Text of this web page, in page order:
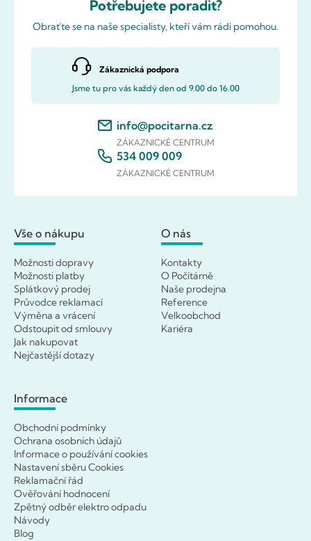
Potřebujete poradit?
Obraťte se na naše specialisty, kteří vám rádi pomohou.
Zákaznická podpora
Jsme tu pro vás každý den od 9.00 do 16.00
info@pocitarna.cz
ZÁKAZNICKÉ CENTRUM
534 009 009
ZÁKAZNICKÉ CENTRUM
Vše o nákupu
Možnosti dopravy
Možnosti platby
Splátkový prodej
Průvodce reklamací
Výměna a vrácení
Odstoupit od smlouvy
Jak nakupovat
Nejčastější dotazy
O nás
Kontakty
O Počítárně
Naše prodejna
Reference
Velkoobchod
Kariéra
Informace
Obchodní podmínky
Ochrana osobních údajů
Informace o používání cookies
Nastavení sběru Cookies
Reklamační řád
Ověřování hodnocení
Zpětný odběr elektro odpadu
Návody
Blog